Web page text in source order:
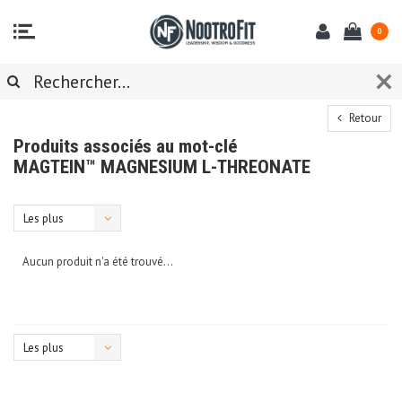
0
Retour
Produits associés au mot-clé
MAGTEIN™ MAGNESIUM L-THREONATE
Les plus
Aucun produit n'a été trouvé...
Les plus